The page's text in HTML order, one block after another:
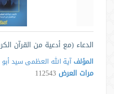
الدعاء (مع أدعية من القرآن
المؤلف آية الله العظمى سيد
مرات العرض 112543